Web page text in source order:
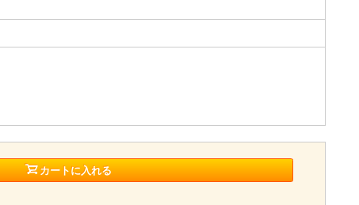
カートに入れる